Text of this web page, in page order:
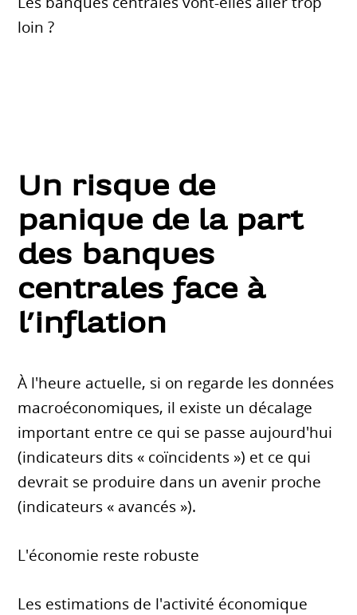
loin ?
Un risque de
panique de la part
des banques
centrales face à
l’inflation
À l'heure actuelle, si on regarde les données
macroéconomiques, il existe un décalage
important entre ce qui se passe aujourd'hui
(indicateurs dits « coïncidents ») et ce qui
devrait se produire dans un avenir proche
(indicateurs « avancés »).
L'économie reste robuste
Les estimations de l'activité économique